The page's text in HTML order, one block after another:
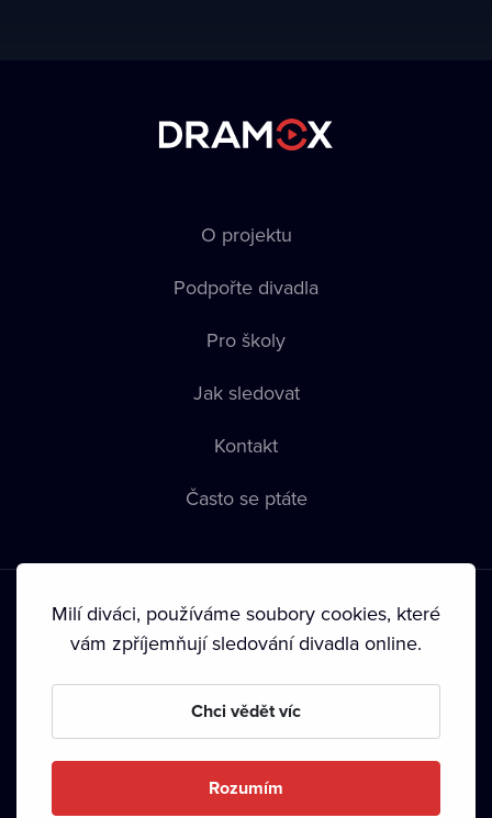
O projektu
Podpořte divadla
Pro školy
Jak sledovat
Kontakt
Často se ptáte
Podmínky používání • Ochrana soukromí • Zásady používání
• Autorská práva•
Milí diváci, používáme soubory cookies, které
vám zpříjemňují sledování divadla online.
Chci vědět víc
Rozumím